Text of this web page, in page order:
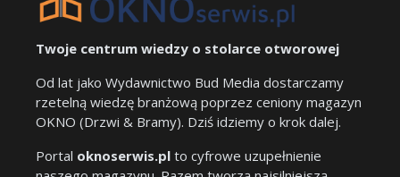
Twoje centrum wiedzy o stolarce otworowej
Od lat jako Wydawnictwo Bud Media dostarczamy
rzetelną wiedzę branżową poprzez ceniony magazyn
OKNO (Drzwi & Bramy). Dziś idziemy o krok dalej.
Portal oknoserwis.pl to cyfrowe uzupełnienie